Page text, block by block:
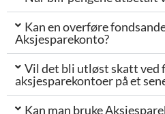
Kan en overføre
Aksjesparekonto?
Vil det bli utløst skatt ved
aksjesparekontoer på et
Kan man bruke